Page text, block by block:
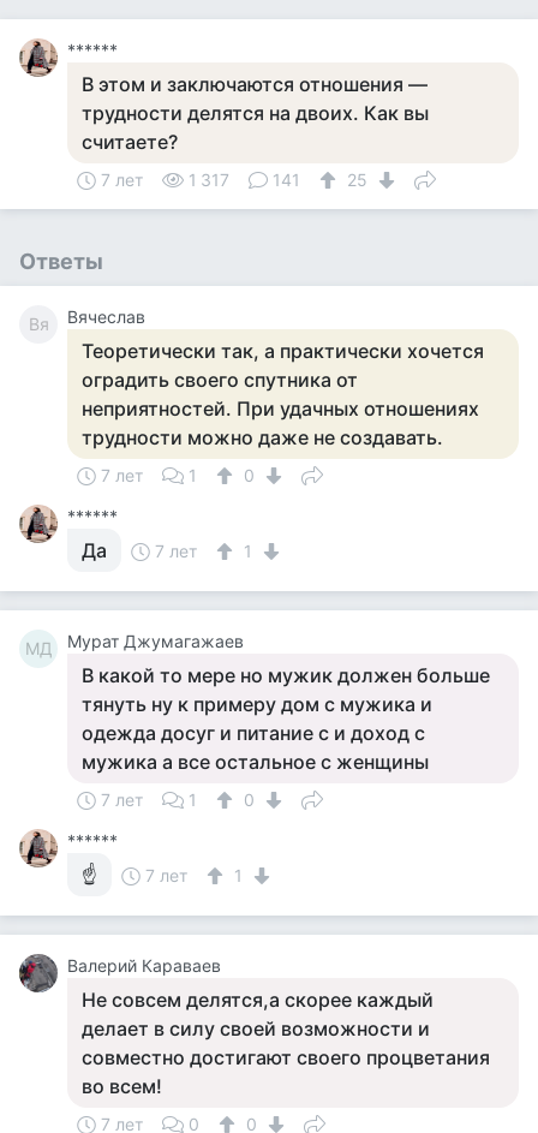
******
В этом и заключаются отношения —
трудности делятся на двоих. Как вы
считаете?
7 лет 1 317 141 25
Ответы
Вя Вячеслав
Теоретически так, а практически хочется
оградить своего спутника от
неприятностей. При удачных отношениях
трудности можно даже не создавать.
7 лет 1
0
******
Да 7 лет 1
МД Мурат Джумагажаев
В какой то мере но мужик должен больше
тянуть ну к примеру дом с мужика и
одежда досуг и питание с и доход с
мужика а все остальное с женщины
7 лет 1
0
******
☝ 7 лет 1
Валерий Караваев
Не совсем делятся,а скорее каждый
делает в силу своей возможности и
совместно достигают своего процветания
во всем!
7 лет 0 0